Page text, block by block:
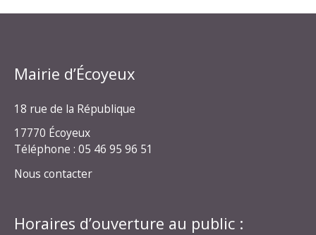
Mairie d’Écoyeux
18 rue de la République
17770 Écoyeux
Téléphone : 05 46 95 96 51
Nous contacter
Horaires d’ouverture au public :